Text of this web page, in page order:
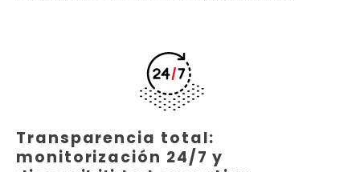
Transparencia total:
monitorización 24/7 y